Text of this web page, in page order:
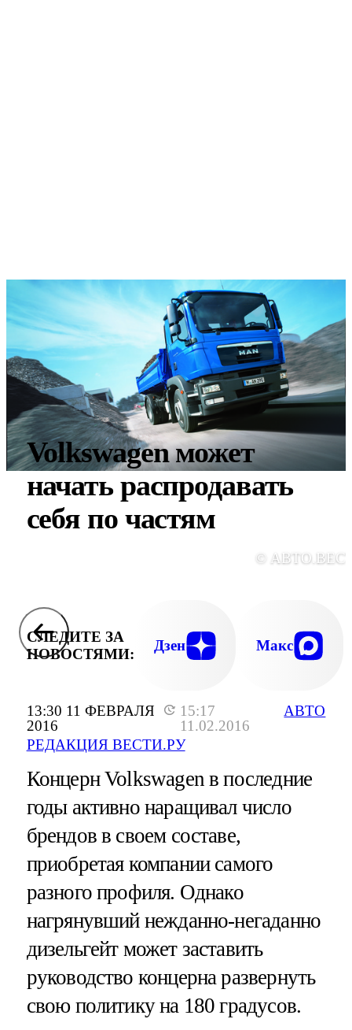
13:30 11 ФЕВРАЛЯ
2016
15:17
11.02.2016
РЕДАКЦИЯ ВЕСТИ.РУ
АВТО
Volkswagen может
начать распродавать
себя по частям
©
СЛЕДИТЕ ЗА
НОВОСТЯМИ:
Дзен Макс
Концерн Volkswagen в последние
годы активно наращивал число
брендов в своем составе,
приобретая компании самого
разного профиля. Однако
нагрянувший нежданно-негаданно
дизельгейт может заставить
руководство концерна развернуть
свою политику на 180 градусов.